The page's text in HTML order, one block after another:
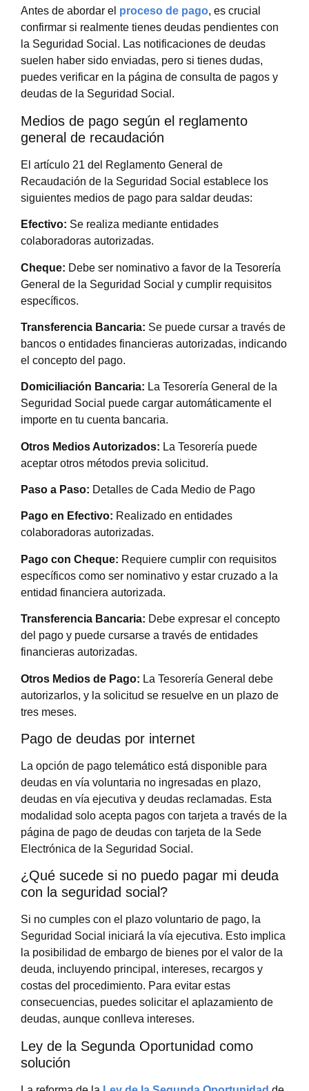
Antes de abordar el proceso de pago, es crucial
confirmar si realmente tienes deudas pendientes con
la Seguridad Social. Las notificaciones de deudas
suelen haber sido enviadas, pero si tienes dudas,
puedes verificar en la página de consulta de pagos y
deudas de la Seguridad Social.
Medios de pago según el reglamento
general de recaudación
El artículo 21 del Reglamento General de
Recaudación de la Seguridad Social establece los
siguientes medios de pago para saldar deudas:
Efectivo: Se realiza mediante entidades
colaboradoras autorizadas.
Cheque: Debe ser nominativo a favor de la Tesorería
General de la Seguridad Social y cumplir requisitos
específicos.
Transferencia Bancaria: Se puede cursar a través de
bancos o entidades financieras autorizadas, indicando
el concepto del pago.
Domiciliación Bancaria: La Tesorería General de la
Seguridad Social puede cargar automáticamente el
importe en tu cuenta bancaria.
Otros Medios Autorizados: La Tesorería puede
aceptar otros métodos previa solicitud.
Paso a Paso: Detalles de Cada Medio de Pago
Pago en Efectivo: Realizado en entidades
colaboradoras autorizadas.
Pago con Cheque: Requiere cumplir con requisitos
específicos como ser nominativo y estar cruzado a la
entidad financiera autorizada.
Transferencia Bancaria: Debe expresar el concepto
del pago y puede cursarse a través de entidades
financieras autorizadas.
Otros Medios de Pago: La Tesorería General debe
autorizarlos, y la solicitud se resuelve en un plazo de
tres meses.
Pago de deudas por internet
La opción de pago telemático está disponible para
deudas en vía voluntaria no ingresadas en plazo,
deudas en vía ejecutiva y deudas reclamadas. Esta
modalidad solo acepta pagos con tarjeta a través de la
página de pago de deudas con tarjeta de la Sede
Electrónica de la Seguridad Social.
¿Qué sucede si no puedo pagar mi deuda
con la seguridad social?
Si no cumples con el plazo voluntario de pago, la
Seguridad Social iniciará la vía ejecutiva. Esto implica
la posibilidad de embargo de bienes por el valor de la
deuda, incluyendo principal, intereses, recargos y
costas del procedimiento. Para evitar estas
consecuencias, puedes solicitar el aplazamiento de
deudas, aunque conlleva intereses.
Ley de la Segunda Oportunidad como
solución